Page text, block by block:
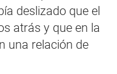
deslizado que el
atrás y que en la
una relación de